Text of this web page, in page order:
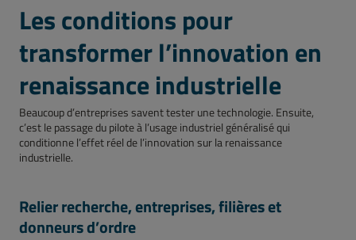
Les conditions pour
transformer l’innovation en
renaissance industrielle
Beaucoup d’entreprises savent tester une technologie. Ensuite,
c’est le passage du pilote à l’usage industriel généralisé qui
conditionne l’effet réel de l’innovation sur la renaissance
industrielle.
Relier recherche, entreprises, filières et
donneurs d’ordre